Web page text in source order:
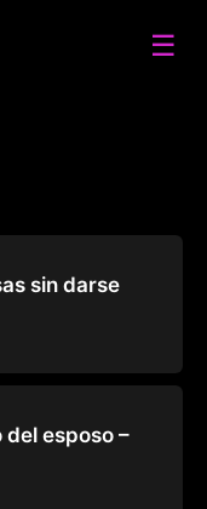
☰
sin darse
del esposo –